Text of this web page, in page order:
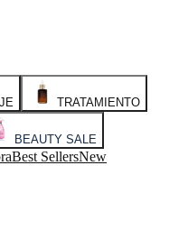
TRATAMIENTO
BEAUTY SALE
Best SellersNew